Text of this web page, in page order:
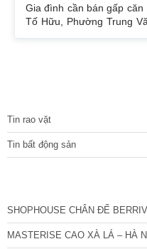
Gia đình cần bán gấp căn
Tố Hữu, Phường Trung
Tin rao vặt
Tin bất động sản
SHOPHOUSE CHÂN ĐẾ
MASTERISE CAO XÀ LÁ – HÀ